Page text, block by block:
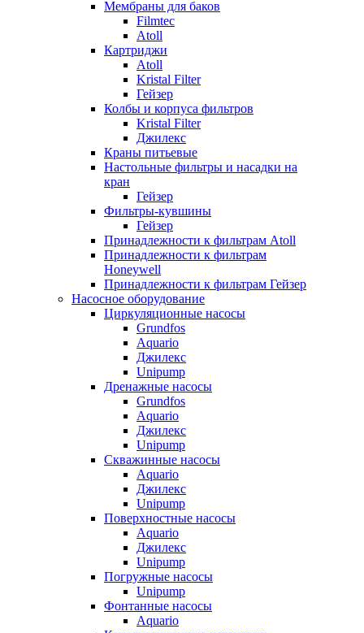
Мембраны для баков
Filmtec
Atoll
Картриджи
Atoll
Kristal Filter
Гейзер
Колбы и корпуса фильтров
Kristal Filter
Джилекс
Краны питьевые
Настольные фильтры и насадки на
кран
Гейзер
Фильтры-кувшины
Гейзер
Принадлежности к фильтрам Atoll
Принадлежности к фильтрам
Honeywell
Принадлежности к фильтрам Гейзер
Насосное оборудование
Циркуляционные насосы
Grundfos
Aquario
Джилекс
Unipump
Дренажные насосы
Grundfos
Aquario
Джилекс
Unipump
Скважинные насосы
Aquario
Джилекс
Unipump
Поверхностные насосы
Aquario
Джилекс
Unipump
Погружные насосы
Unipump
Фонтанные насосы
Aquario